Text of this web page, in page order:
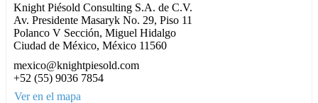
Knight Piésold Consulting S.A. de C.V.
Av. Presidente Masaryk No. 29, Piso 11
Polanco V Sección, Miguel Hidalgo
Ciudad de México, México 11560
mexico@knightpiesold.com
+52 (55) 9036 7854
Ver en el mapa